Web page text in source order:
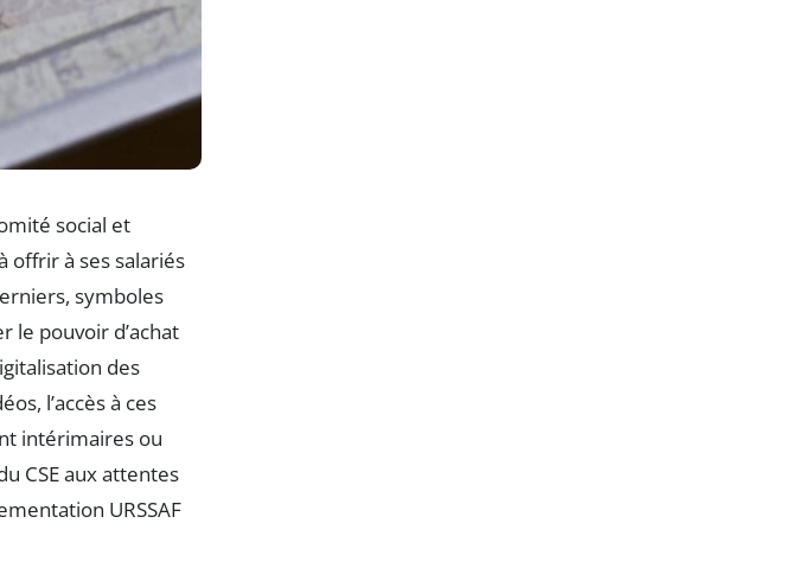
social et
offrir à ses salariés
symboles
le pouvoir d’achat
des
l’accès à ces
intérimaires ou
CSE aux attentes
URSSAF